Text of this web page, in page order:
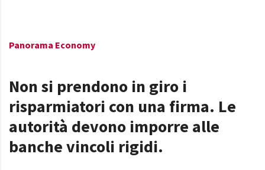
Panorama Economy
Non si prendono in giro i
risparmiatori con una firma. Le
autorità devono imporre alle
banche vincoli rigidi.